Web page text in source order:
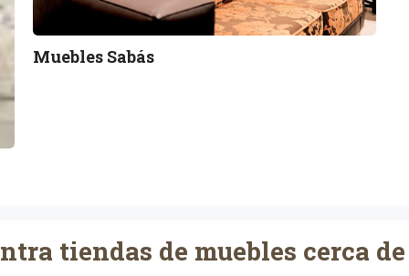
b
á
Muebles Sabás
tiendas de muebles cerca